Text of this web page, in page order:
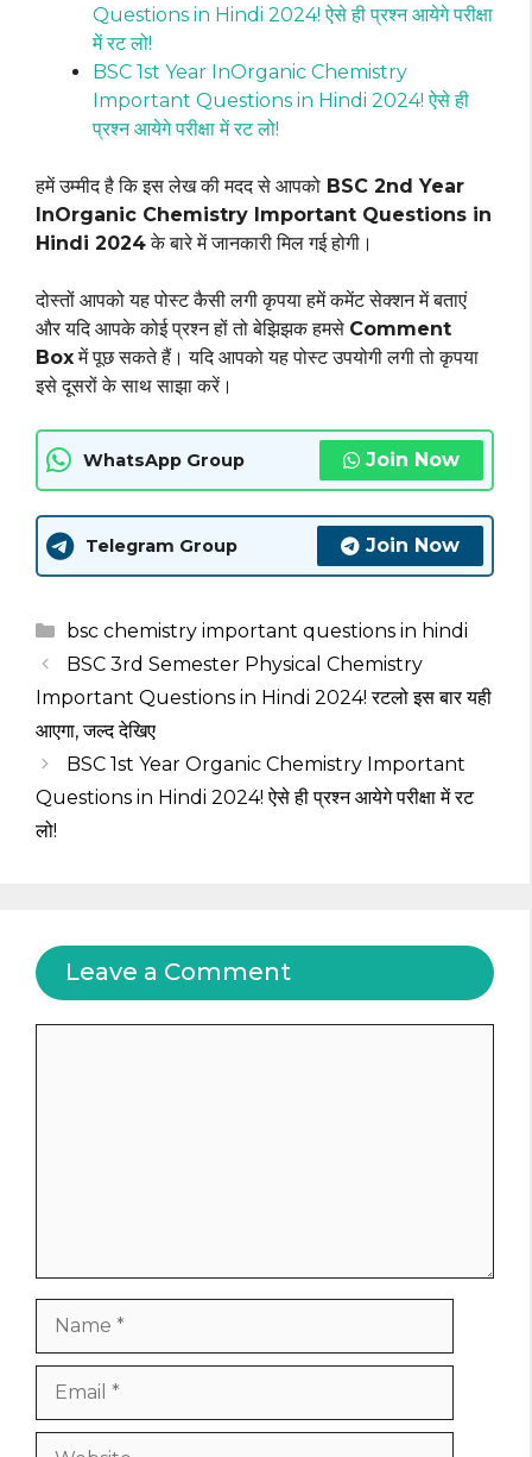
Questions in Hindi 2024! ऐसे ही प्रश्न आयेगे परीक्षा
में रट लो!
BSC 1st Year InOrganic Chemistry
Important Questions in Hindi 2024! ऐसे ही
प्रश्न आयेगे परीक्षा में रट लो!
हमें उम्मीद है कि इस लेख की मदद से आपको BSC 2nd Year
InOrganic Chemistry Important Questions in
Hindi 2024के बारे में जानकारी मिल गई होगी।
दोस्तों आपको यह पोस्ट कैसी लगी कृपया हमें कमेंट सेक्शन में बताएं
और यदि आपके कोई प्रश्न हों तो बेझिझक हमसे Comment
Boxमें पूछ सकते हैं। यदि आपको यह पोस्ट उपयोगी लगी तो कृपया
इसे दूसरों के साथ साझा करें।
WhatsApp Group Join Now
Telegram Group Join Now
Categories
bsc chemistry important questions in hindi
BSC 3rd Semester Physical Chemistry
Important Questions in Hindi 2024! रटलो इस बार यही
आएगा, जल्द देखिए
BSC 1st Year Organic Chemistry Important
Questions in Hindi 2024! ऐसे ही प्रश्न आयेगे परीक्षा में रट
लो!
Leave a Comment
Website